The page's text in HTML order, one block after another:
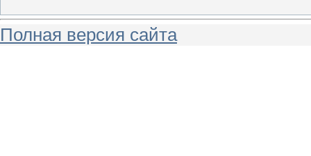
Полная версия сайта